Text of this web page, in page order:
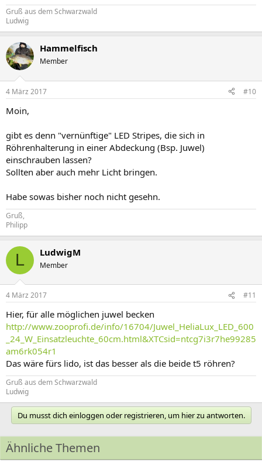
Gruß aus dem Schwarzwald
Ludwig
Hammelfisch
Member
4 März 2017 #10
Moin,
gibt es denn "vernünftige" LED Stripes, die sich in
Röhrenhalterung in einer Abdeckung (Bsp. Juwel)
einschrauben lassen?
Sollten aber auch mehr Licht bringen.
Habe sowas bisher noch nicht gesehn.
Gruß,
Philipp
L LudwigM
Member
4 März 2017 #11
Hier, für alle möglichen juwel becken
http://www.zooprofi.de/info/16704/Juwel_HeliaLux_LED_600
_24_W_Einsatzleuchte_60cm.html&XTCsid=ntcg7i3r7he99285
am6rk054r1
Das wäre fürs lido, ist das besser als die beide t5 röhren?
Gruß aus dem Schwarzwald
Ludwig
Du musst dich einloggen oder registrieren, um hier zu antworten.
Ähnliche Themen